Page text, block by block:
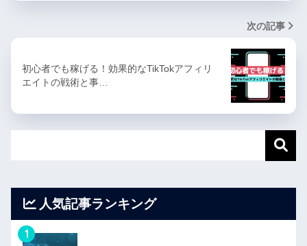
次の記事
初心者でも稼げる！効果的なTikTokアフィリ
エイトの戦術と事…
人気記事ランキング
1